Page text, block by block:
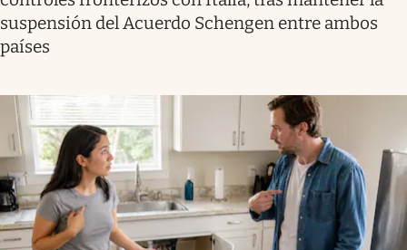
suspensión del Acuerdo Schengen entre ambos
países